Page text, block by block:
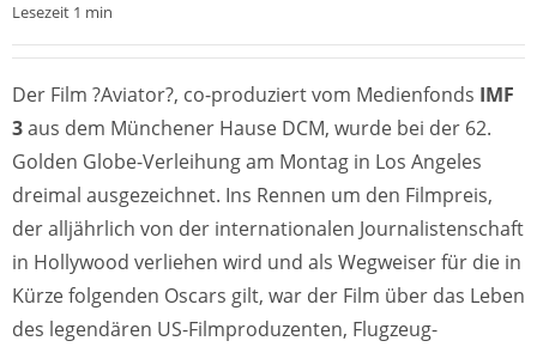
Lesezeit 1 min
Der Film ?Aviator?, co-produziert vom Medienfonds IMF
3aus dem Münchener Hause DCM, wurde bei der 62.
Golden Globe-Verleihung am Montag in Los Angeles
dreimal ausgezeichnet. Ins Rennen um den Filmpreis,
der alljährlich von der internationalen Journalistenschaft
in Hollywood verliehen wird und als Wegweiser für die in
Kürze folgenden Oscars gilt, war der Film über das Leben
des legendären US-Filmproduzenten, Flugzeug-